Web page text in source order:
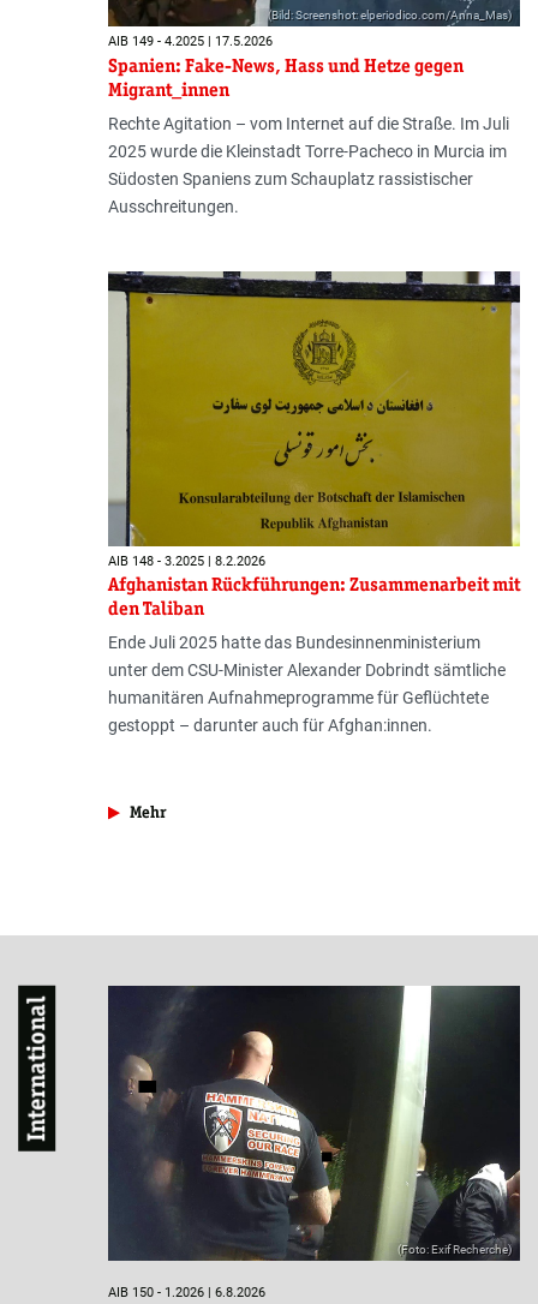
(Bild: Screenshot: elperiodico.com/Anna_Mas)
AIB 149 - 4.2025 | 17.5.2026
Spanien: Fake-News, Hass und Hetze gegen
Migrant_innen
Rechte Agitation – vom Internet auf die Straße. Im Juli
2025 wurde die Kleinstadt Torre-Pacheco in Murcia im
Südosten Spaniens zum Schauplatz rassistischer
Ausschreitungen.
AIB 148 - 3.2025 | 8.2.2026
Afghanistan Rückführungen: Zusammenarbeit mit
den Taliban
Ende Juli 2025 hatte das Bundesinnenministerium
unter dem CSU-Minister Alexander Dobrindt sämtliche
humanitären Aufnahmeprogramme für Geflüchtete
gestoppt – darunter auch für Afghan:innen.
Mehraus der Rubrik »Rassismus«
International
(Foto: Exif Recherche)
AIB 150 - 1.2026 | 6.8.2026